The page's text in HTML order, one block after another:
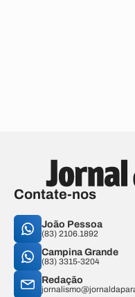
Contate-nos
João Pessoa
(83) 2106.1892
Campina Grande
(83) 3315-3204
Redação